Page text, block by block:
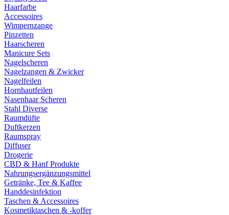
Haarfarbe
Accessoires
Wimpernzange
Pinzetten
Haarscheren
Manicure Sets
Nagelscheren
Nagelzangen & Zwicker
Nagelfeilen
Hornhautfeilen
Nasenhaar Scheren
Stahl Diverse
Raumdüfte
Duftkerzen
Raumspray
Diffuser
Drogerie
CBD & Hanf Produkte
Nahrungsergänzungsmittel
Getränke, Tee & Kaffee
Handdesinfektion
Taschen & Accessoires
Kosmetiktaschen & -koffer